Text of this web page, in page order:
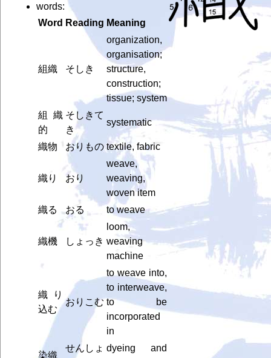
words:
Word Reading Meaning
組織 そしき
organization,
organisation;
structure,
construction;
tissue; system
組織
的
そしきて
き
systematic
織物 おりもの textile, fabric
織り おり
weave,
weaving,
woven item
織る
おる to weave
織機 しょっき
loom,
weaving
machine
織り
込む
おりこむ
to weave into,
to interweave,
to be
incorporated
in
染織
せんしょ dyeing and